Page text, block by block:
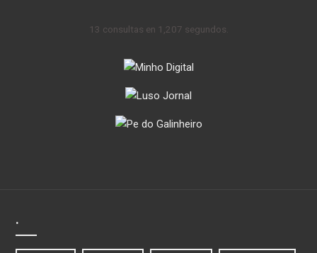
13 consultas en 1,207 segundos.
.